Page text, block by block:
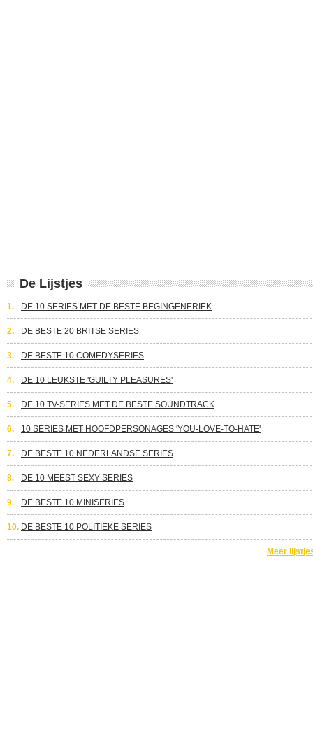
De Lijstjes
1. DE 10 SERIES MET DE BESTE BEGINGENERIEK
2. DE BESTE 20 BRITSE SERIES
3. DE BESTE 10 COMEDYSERIES
4. DE 10 LEUKSTE 'GUILTY PLEASURES'
5. DE 10 TV-SERIES MET DE BESTE SOUNDTRACK
6. 10 SERIES MET HOOFDPERSONAGES 'YOU-LOVE-TO-HATE'
7. DE BESTE 10 NEDERLANDSE SERIES
8. DE 10 MEEST SEXY SERIES
9. DE BESTE 10 MINISERIES
10. DE BESTE 10 POLITIEKE SERIES
Meer